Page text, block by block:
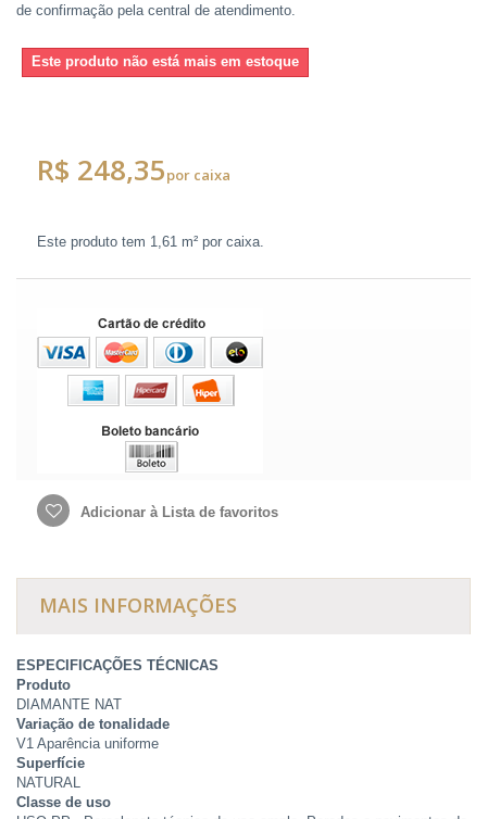
de confirmação pela central de atendimento.
Este produto não está mais em estoque
R$ 248,35por caixa
Este produto tem 1,61 m² por caixa.
Adicionar à Lista de favoritos
MAIS INFORMAÇÕES
ESPECIFICAÇÕES TÉCNICAS
Produto
DIAMANTE NAT
Variação de tonalidade
V1 Aparência uniforme
Superfície
NATURAL
Classe de uso